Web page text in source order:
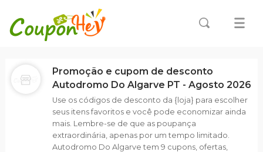
Promoção e cupom de desconto
Autodromo Do Algarve PT - Agosto 2026
Use os códigos de desconto da {loja} para escolher
seus itens favoritos e você pode economizar ainda
mais. Lembre-se de que as poupança
extraordinária, apenas por um tempo limitado.
Autodromo Do Algarve tem 9 cupons, ofertas,